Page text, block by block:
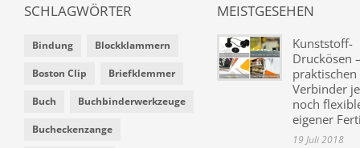
SCHLAGWÖRTER
Bindung Blockklammern
Boston Clip Briefklemmer
Buch Buchbinderwerkzeuge
Bucheckenzange
MEISTGESEHEN
Kunststoff-
Druckösen
praktischen
Verbinder
noch
eigener
19 Juli 2018